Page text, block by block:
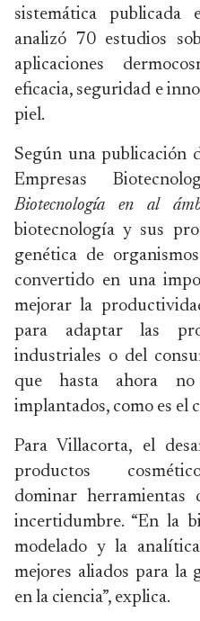
sistemática
analizó 70 estudios
aplicaciones
eficacia, seguridad e
piel.
Según una publicación
Empresas
Biotecnología en al
biotecnología y sus
genética de
convertido en una
mejorar la
para adaptar las
industriales o del
que hasta ahora
implantados, como es el
Para Villacorta, el
productos
dominar
incertidumbre. “En la
modelado y la
mejores aliados para la
en la ciencia”, explica.